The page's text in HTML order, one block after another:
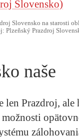
Slovensko na starosti
Plzeňský Prazdroj
naše
Prazdroj, ale